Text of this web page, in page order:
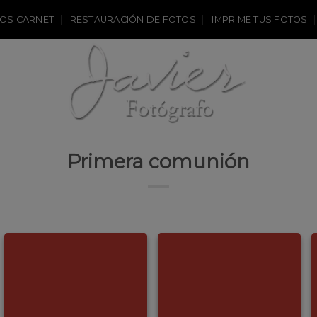
CARNET RESTAURACIÓN DE FOTOS IMPRIME TUS FOTOS
Primera comunión